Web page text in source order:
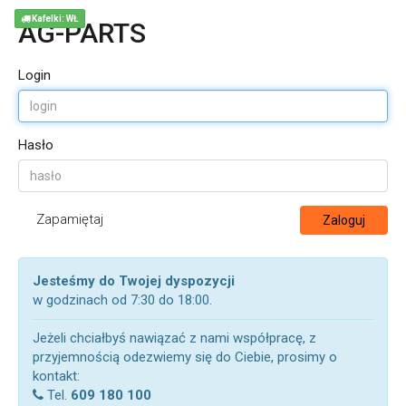
AG-PARTS
Login
Hasło
Zapamiętaj Zaloguj
Jesteśmy do Twojej dyspozycji
w godzinach od 7:30 do 18:00.
Jeżeli chciałbyś nawiązać z nami współpracę, z
przyjemnością odezwiemy się do Ciebie, prosimy o
kontakt:
Tel. 609 180 100
Kafelki: WŁ